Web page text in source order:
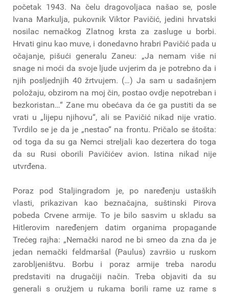
početak 1943. Na čelu dragovoljaca našao se, posle
Ivana Markulja, pukovnik Viktor Pavičić, jedini hrvatski
nosilac nemačkog Zlatnog krsta za zasluge u borbi.
Hrvati ginu kao muve, i donedavno hrabri Pavičić pada u
očajanje, pišući generalu Zaneu: „Ja nemam više ni
snage ni moći da svoje ljude uvjerim da je potrebno da i
njih posljednjih 40 žrtvujem. (…) Ja sam u sadašnjem
položaju, obzirom na moj čin, postao ovdje nepotreban i
bezkoristan…“ Zane mu obećava da će ga pustiti da se
vrati u „lijepu njihovu“, ali se Pavičić nikad nije vratio.
Tvrdilo se je da je „nestao“ na frontu. Pričalo se štošta:
od toga da su ga Nemci streljali kao dezertera do toga
da su Rusi oborili Pavičićev avion. Istina nikad nije
utvrđena.
Poraz pod Staljingradom je, po naređenju ustaških
vlasti, prikazivan kao beznačajna, suštinski Pirova
pobeda Crvene armije. To je bilo sasvim u skladu sa
Hitlerovim naređenjem datim organima propagande
Trećeg rajha: „Nemački narod ne bi smeo da zna da je
jedan nemački feldmaršal (Paulus) završio u ruskom
zarobljeništvu. Borbu i poraz armije treba narodu
predstaviti na drugačiji način. Treba objaviti da su
generali s oružjem u rukama borili rame uz rame s